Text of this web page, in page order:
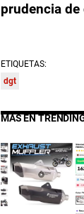
prudencia
ETIQUETAS:
dgt
MÁS EN